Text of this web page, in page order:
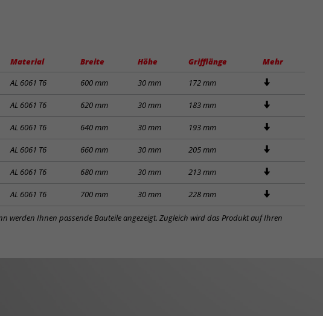
Material Breite Höhe Grifflänge
Mehr
AL 6061 T6 600 mm 30 mm 172 mm
AL 6061 T6 620 mm 30 mm 183 mm
AL 6061 T6 640 mm 30 mm 193 mm
AL 6061 T6 660 mm 30 mm 205 mm
AL 6061 T6 680 mm 30 mm 213 mm
AL 6061 T6 700 mm 30 mm 228 mm
werden Ihnen passende Bauteile angezeigt. Zugleich wird das Produkt auf Ihren